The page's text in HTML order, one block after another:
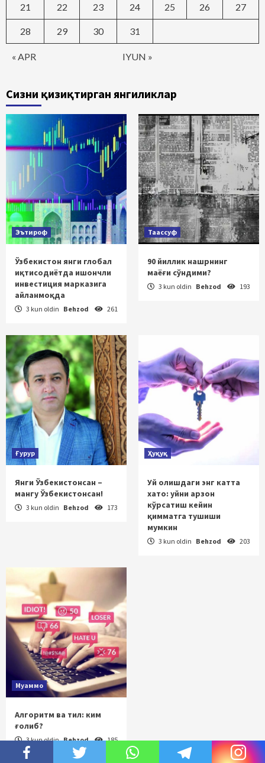
« APR IYUN »
21 22 23 24 25 26 27
28 29 30 31
Сизни қизиқтирган янгиликлар
Эътироф
Ўзбекистон янги глобал
иқтисодиётда ишончли
инвестиция марказига
айланмоқда
3 kun oldin Behzod 261
Таассуф
90 йиллик нашрнинг
маёғи сўндими?
3 kun oldin Behzod 193
Ғурур
Янги Ўзбекистонсан –
мангу Ўзбекистонсан!
3 kun oldin Behzod 173
Ҳуқуқ
Уй олишдаги энг катта
хато: уйни арзон
кўрсатиш кейин
қимматга тушиши
мумкин
3 kun oldin Behzod 203
Муаммо
Алгоритм ва тил: ким
ғолиб?
3 kun oldin Behzod 185